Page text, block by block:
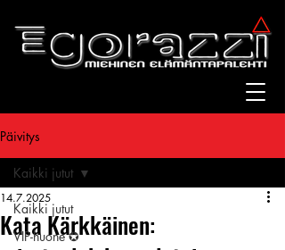
Päivitys
Kaikki jutut
VIP-huone ✪
Kaikki jutut
Kata Kärkkäinen:
14.7.2025